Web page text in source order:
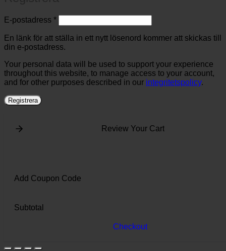
E-postadress *Obligatoriskt
En länk för att ställa in ett nytt lösenord kommer att skickas till
din e-postadress.
Your personal data will be used to support your experience
throughout this website, to manage access to your account,
and for other purposes described in our integritetspolicy.
Registrera
Review Your Cart
Add Coupon Code
Subtotal
Checkout